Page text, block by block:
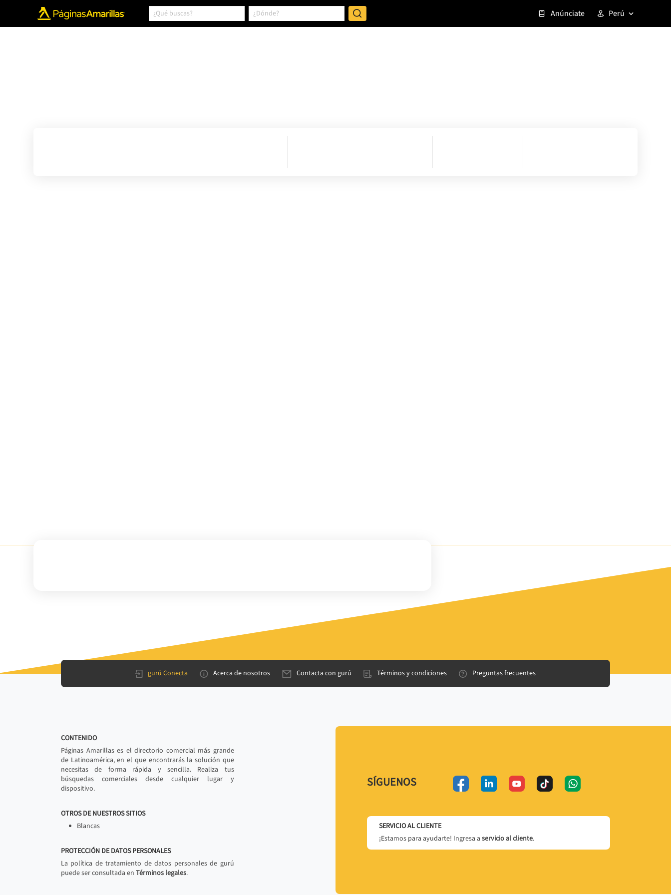
Anúnciate Perú
gurú Conecta Acerca de nosotros Contacta con gurú Términos y condiciones Preguntas frecuentes
CONTENIDO
Páginas Amarillas es el directorio comercial más grande
de Latinoamérica, en el que encontrarás la solución que
necesitas de forma rápida y sencilla. Realiza tus
búsquedas comerciales desde cualquier lugar y
dispositivo.
OTROS DE NUESTROS SITIOS
Blancas
PROTECCIÓN DE DATOS PERSONALES
La política de tratamiento de datos personales de gurú
puede ser consultada en Términos legales.
SÍGUENOS
SERVICIO AL CLIENTE
¡Estamos para ayudarte! Ingresa a servicio al cliente.